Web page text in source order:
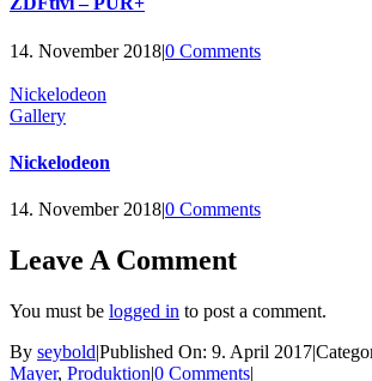
14. November 2018|0 Comments
Nickelodeon
Gallery
Nickelodeon
14. November 2018|0 Comments
Leave A Comment
You must be logged in to post a comment.
By seybold|Published On: 9. April 2017|
Mayer, Produktion|0 Commentson
|